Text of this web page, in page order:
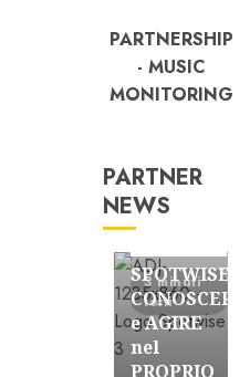
PARTNERSHIP
- MUSIC
MONITORING
PARTNER
NEWS
3 minuti
letti
FREE
SPOTWISE:
CONOSCERE
e AGIRE
nel
PROPRIO